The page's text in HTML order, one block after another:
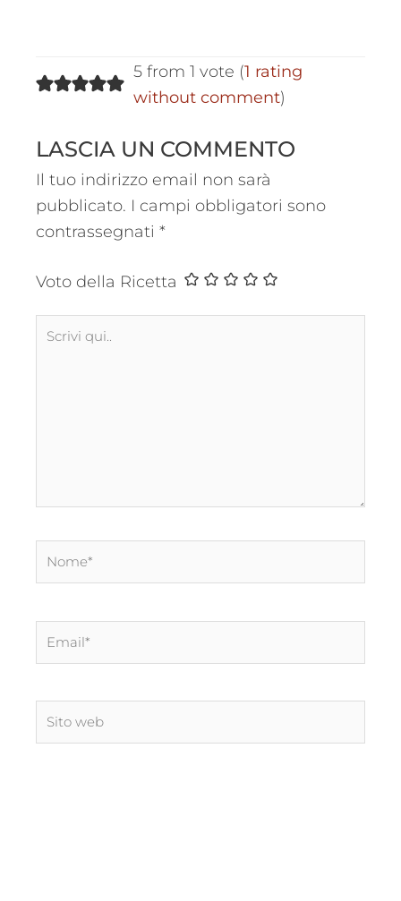
5 from 1 vote (1 rating
without comment)
LASCIA UN COMMENTO
Il tuo indirizzo email non sarà
pubblicato. I campi obbligatori sono
contrassegnati *
Voto della Ricetta
Scrivi
Nome*
Email*
Sito
web